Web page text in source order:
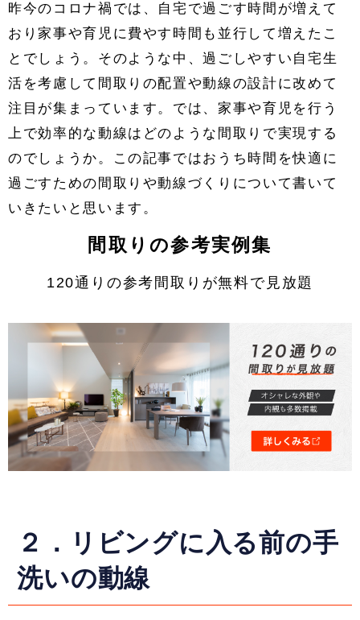
昨今のコロナ禍では、自宅で過ごす時間が増えて
おり家事や育児に費やす時間も並行して増えたこ
とでしょう。そのような中、過ごしやすい自宅生
活を考慮して間取りの配置や動線の設計に改めて
注目が集まっています。では、家事や育児を行う
上で効率的な動線はどのような間取りで実現する
のでしょうか。この記事ではおうち時間を快適に
過ごすための間取りや動線づくりについて書いて
いきたいと思います。
間取りの参考実例集
120通りの参考間取りが無料で見放題
２．リビングに入る前の手
洗いの動線